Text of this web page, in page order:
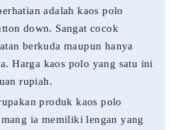
adalah kaos polo
down. Sangat cocok
berkuda maupun hanya
Harga kaos polo yang satu ini
rupiah.
produk kaos polo
ia memiliki lengan yang